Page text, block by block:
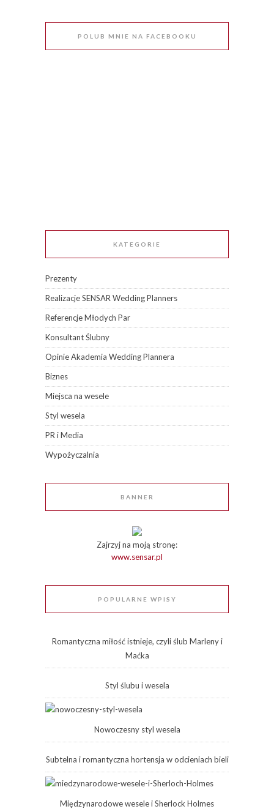
POLUB MNIE NA FACEBOOKU
KATEGORIE
Prezenty
Realizacje SENSAR Wedding Planners
Referencje Młodych Par
Konsultant Ślubny
Opinie Akademia Wedding Plannera
Biznes
Miejsca na wesele
Styl wesela
PR i Media
Wypożyczalnia
BANNER
Zajrzyj na moją stronę:
www.sensar.pl
POPULARNE WPISY
Romantyczna miłość istnieje, czyli ślub Marleny i
Maćka
Styl ślubu i wesela
Nowoczesny styl wesela
Subtelna i romantyczna hortensja w odcieniach bieli
Międzynarodowe wesele i Sherlock Holmes